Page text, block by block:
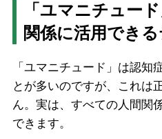
「ユマニチュー
関係に活用でき
「ユマニチュード」は認知
とが多いのですが、これは
ん。実は、すべての人間関
できます。